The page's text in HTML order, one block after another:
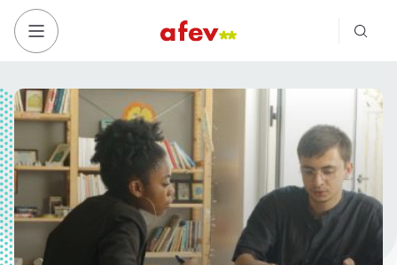
Bouton menu mobile